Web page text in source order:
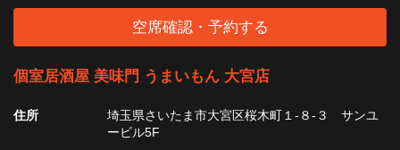
空席確認・予約する
個室居酒屋 美味門 うまいもん 大宮店
住所
埼玉県さいたま市大宮区桜木町１-８-３ サンユ
ービル5F